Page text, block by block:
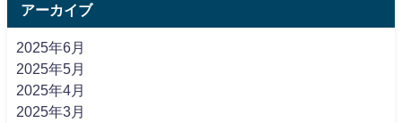
アーカイブ
2025年6月
2025年5月
2025年4月
2025年3月